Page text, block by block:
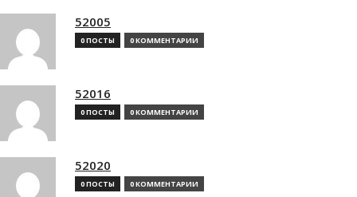
52005
0 ПОСТЫ 0 КОММЕНТАРИИ
52016
0 ПОСТЫ 0 КОММЕНТАРИИ
52020
0 ПОСТЫ 0 КОММЕНТАРИИ